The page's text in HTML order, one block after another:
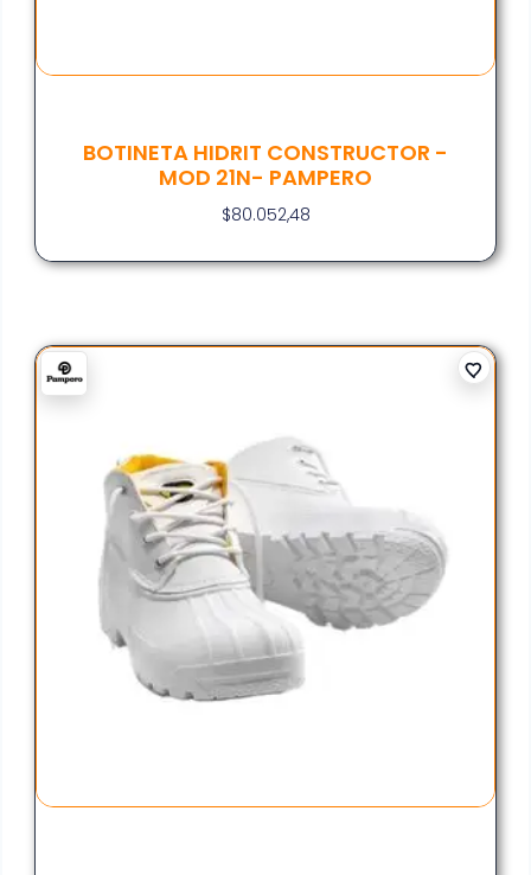
BOTINETA HIDRIT CONSTRUCTOR -
MOD 21N- PAMPERO
$80.052,48